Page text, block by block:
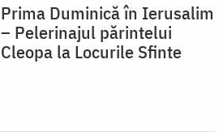
Prima Duminică în Ierusalim
– Pelerinajul părintelui
Cleopa la Locurile Sfinte